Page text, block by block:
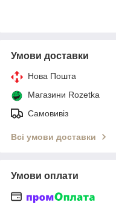
Умови доставки
Нова Пошта
Магазини Rozetka
Самовивіз
Всі умови доставки
Умови оплати